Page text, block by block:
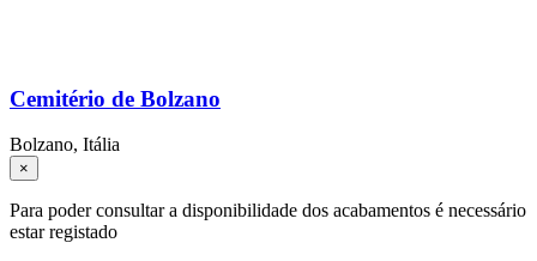
Cemitério de Bolzano
Bolzano, Itália
×
Para poder consultar a disponibilidade dos acabamentos é necessário
estar registado